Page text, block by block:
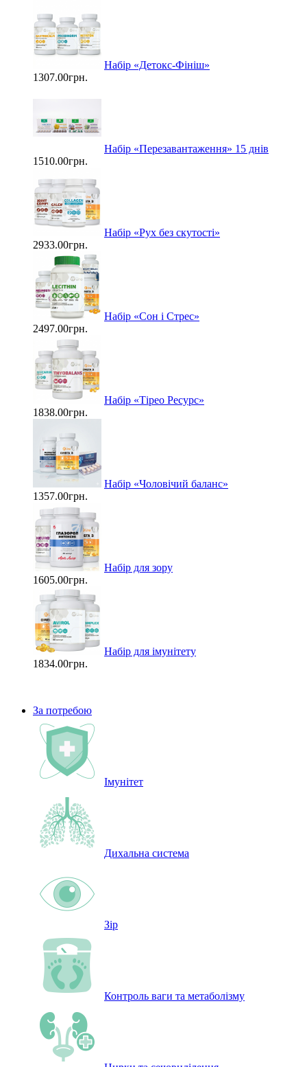
Набір «Детокс-Фініш»
1307.00грн.
Набір «Перезавантаження» 15 днів
1510.00грн.
Набір «Рух без скутості»
2933.00грн.
Набір «Сон і Стрес»
2497.00грн.
Набір «Тірео Ресурс»
1838.00грн.
Набір «Чоловічий баланс»
1357.00грн.
Набір для зору
1605.00грн.
Набір для імунітету
1834.00грн.
За потребою
Імунітет
Дихальна система
Зір
Контроль ваги та метаболізму